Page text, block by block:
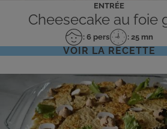
ENTRÉE
Cheesecake au foie
Nombre
de
: 6 pers
Temps
de
: 25 mn
VOIR LA RECETTE